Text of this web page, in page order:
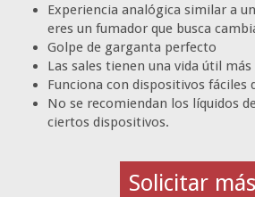
Experiencia analógica similar a
eres un fumador que busca
Golpe de garganta perfecto
Las sales tienen una vida útil más
Funciona con dispositivos fáciles
No se recomiendan los líquidos
ciertos dispositivos.
Solicitar